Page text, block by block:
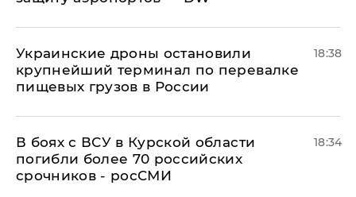
Украинские дроны остановили
крупнейший терминал по перевалке
пищевых грузов в России
18:38
В боях с ВСУ в Курской области
погибли более 70 российских
срочников - росСМИ
18:34